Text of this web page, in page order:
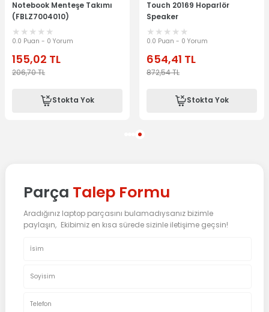
Notebook Menteşe Takımı
(FBLZ7004010)
0.0 Puan - 0 Yorum
155,02 TL
206,70TL
Stokta Yok
Touch 20169 Hoparlör
Speaker
0.0 Puan - 0 Yorum
654,41 TL
872,54TL
Stokta Yok
Parça Talep Formu
Aradığınız laptop parçasını bulamadıysanız bizimle
paylaşın, Ekibimiz en kısa sürede sizinle iletişime geçsin!